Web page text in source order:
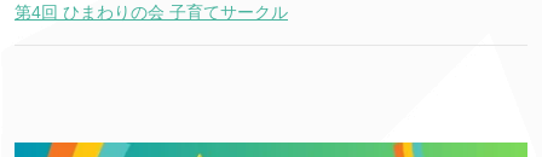
第4回 ひまわりの会 子育てサークル